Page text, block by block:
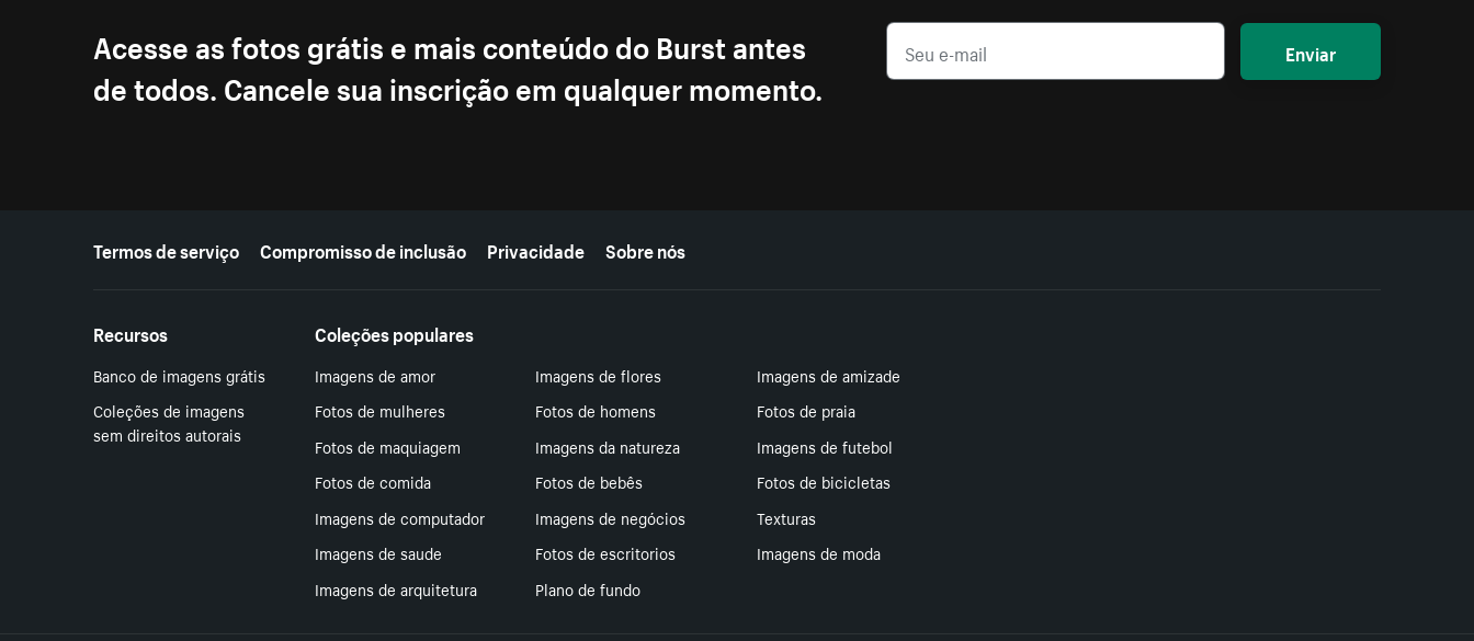
Acesse as fotos grátis e mais conteúdo do Burst antes
de todos. Cancele sua inscrição em qualquer momento.
Enviar
Mais recursos
Termos de serviço Compromisso de inclusão Privacidade Sobre nós
Recursos
Banco de imagens grátis
Coleções de imagens
sem direitos autorais
Coleções populares
Imagens de amor Imagens de flores
Imagens de amizade
Fotos de mulheres
Fotos de homens
Fotos de praia
Fotos de maquiagem
Imagens da natureza
Imagens de futebol
Fotos de comida
Fotos de bebês
Fotos de bicicletas
Imagens de computador
Imagens de negócios
Texturas
Imagens de saude
Fotos de escritorios
Imagens de moda
Imagens de arquitetura
Plano de fundo